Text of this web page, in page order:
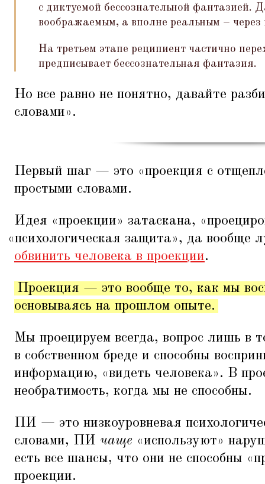
с диктуемой бессознательной фантазией.
воображаемым, а вполне реальным – через
На третьем этапе реципиент частично
предписывает бессознательная фантазия.
Но все равно не понятно, давайте
словами».
Первый шаг — это «проекция с
простыми словами.
Идея «проекции» затаскана, «
«психологическая защита», да вообще
обвинить человека в проекции.
Проекция — это вообще то, как мы
основываясь на прошлом опыте.
Мы проецируем всегда, вопрос лишь в
в собственном бреде и способны
информацию, «видеть человека». В
необратимость, когда мы не способны.
ПИ — это низкоуровневая
словами, ПИ чаще «используют»
есть все шансы, что они не способны «
проекции.